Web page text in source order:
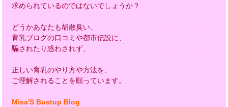
求められているのではないでしょうか？
どうかあなたも胡散臭い、
育乳ブログの口コミや都市伝説に、
騙されたり惑わされず、
正しい育乳のやり方や方法を、
ご理解されることを願っています。
Misa'S Bustup Blog